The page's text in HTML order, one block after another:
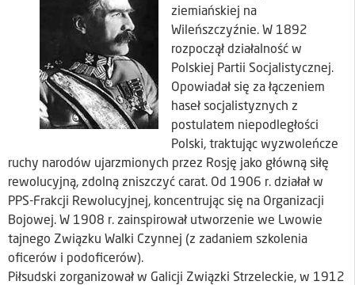
ziemiańskiej na
Wileńszczyźnie. W 1892
rozpoczął działalność w
Polskiej Partii Socjalistycznej.
Opowiadał się za łączeniem
haseł socjalistyznych z
postulatem niepodległości
Polski, traktując wyzwoleńcze
ruchy narodów ujarzmionych przez Rosję jako główną siłę
rewolucyjną, zdolną zniszczyć carat. Od 1906 r. działał w
PPS-Frakcji Rewolucyjnej, koncentrując się na Organizacji
Bojowej. W 1908 r. zainspirował utworzenie we Lwowie
tajnego Związku Walki Czynnej (z zadaniem szkolenia
oficerów i podoficerów).
Piłsudski zorganizował w Galicji Związki Strzeleckie, w 1912